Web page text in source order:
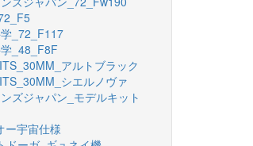
_72_F117
_48_F8F
アルトブラック
シエルノヴァ
ズジャパン_モデルキット
ー宇宙仕様